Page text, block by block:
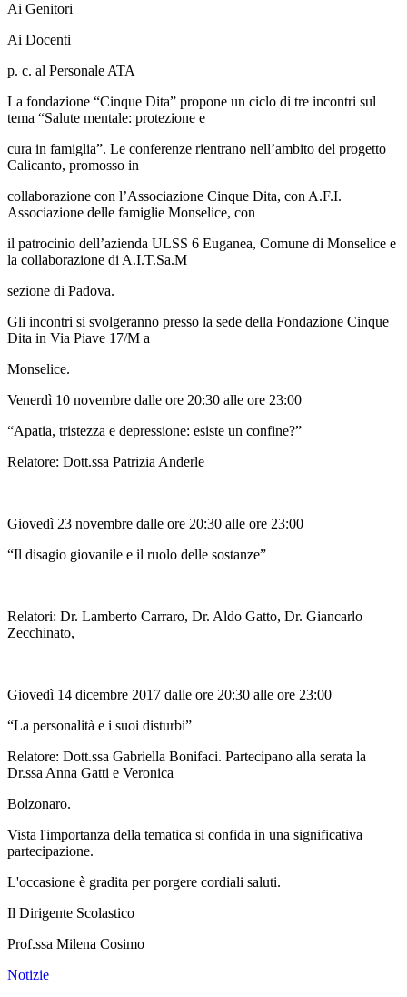
Ai Genitori
Ai Docenti
p. c. al Personale ATA
La fondazione “Cinque Dita” propone un ciclo di tre incontri sul
tema “Salute mentale: protezione e
cura in famiglia”. Le conferenze rientrano nell’ambito del progetto
Calicanto, promosso in
collaborazione con l’Associazione Cinque Dita, con A.F.I.
Associazione delle famiglie Monselice, con
il patrocinio dell’azienda ULSS 6 Euganea, Comune di Monselice e
la collaborazione di A.I.T.Sa.M
sezione di Padova.
Gli incontri si svolgeranno presso la sede della Fondazione Cinque
Dita in Via Piave 17/M a
Monselice.
Venerdì 10 novembre dalle ore 20:30 alle ore 23:00
“Apatia, tristezza e depressione: esiste un confine?”
Relatore: Dott.ssa Patrizia Anderle
Giovedì 23 novembre dalle ore 20:30 alle ore 23:00
“Il disagio giovanile e il ruolo delle sostanze”
Relatori: Dr. Lamberto Carraro, Dr. Aldo Gatto, Dr. Giancarlo
Zecchinato,
Giovedì 14 dicembre 2017 dalle ore 20:30 alle ore 23:00
“La personalità e i suoi disturbi”
Relatore: Dott.ssa Gabriella Bonifaci. Partecipano alla serata la
Dr.ssa Anna Gatti e Veronica
Bolzonaro.
Vista l'importanza della tematica si confida in una significativa
partecipazione.
L'occasione è gradita per porgere cordiali saluti.
Il Dirigente Scolastico
Prof.ssa Milena Cosimo
Notizie